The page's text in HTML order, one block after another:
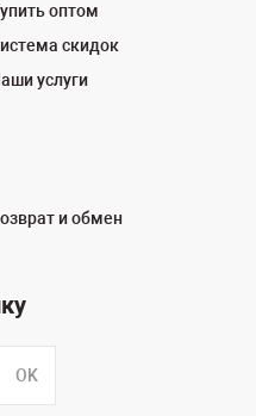
оптом
скидок
услуги
и обмен
OK